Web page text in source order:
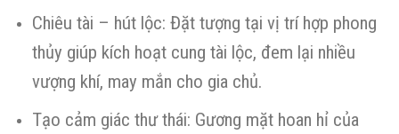
Chiêu tài – hút lộc: Đặt tượng tại vị trí hợp phong
thủy giúp kích hoạt cung tài lộc, đem lại nhiều
vượng khí, may mắn cho gia chủ.
Tạo cảm giác thư thái: Gương mặt hoan hỉ của